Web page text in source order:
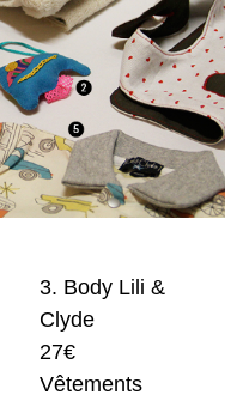
3. Body Lili &
Clyde
27€
Vêtements